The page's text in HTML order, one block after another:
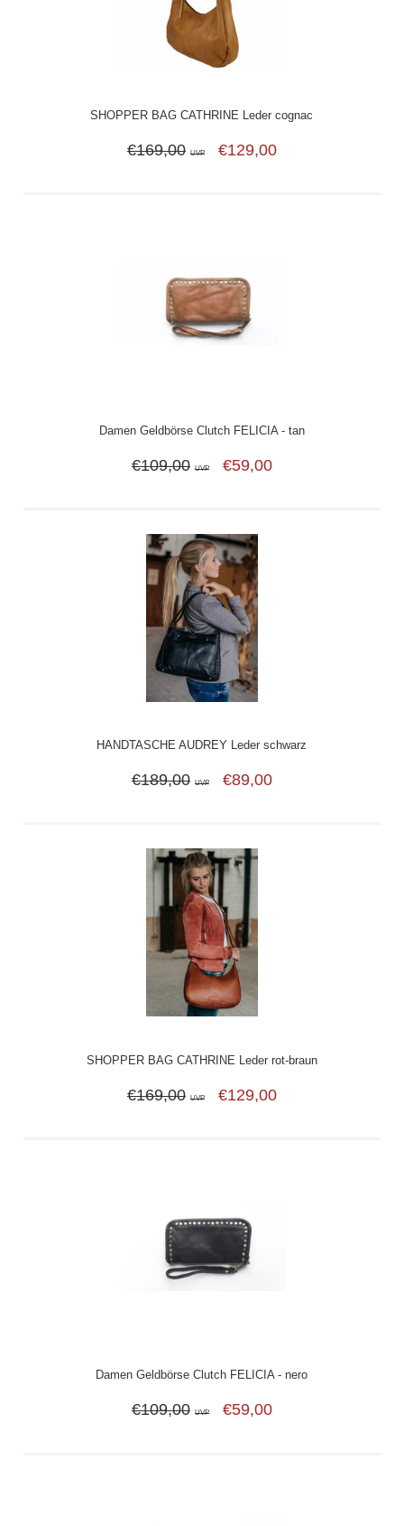
SHOPPER BAG CATHRINE Leder cognac
€169,00 UVP €129,00
Damen Geldbörse Clutch FELICIA - tan
€109,00 UVP €59,00
HANDTASCHE AUDREY Leder schwarz
€189,00 UVP €89,00
SHOPPER BAG CATHRINE Leder rot-braun
€169,00 UVP €129,00
Damen Geldbörse Clutch FELICIA - nero
€109,00 UVP €59,00